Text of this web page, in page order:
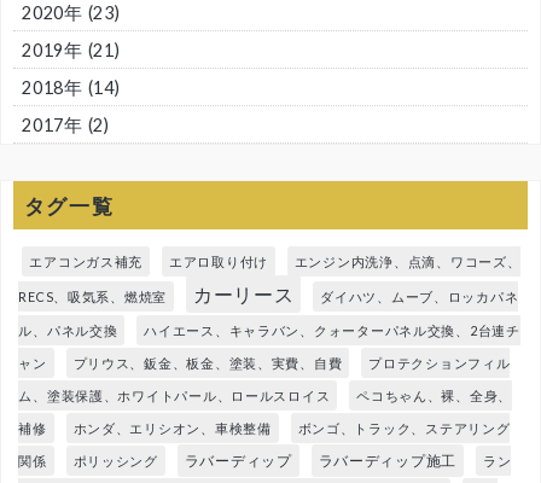
2020年 (23)
2019年 (21)
2018年 (14)
2017年 (2)
タグ一覧
エアコンガス補充 エアロ取り付け エンジン内洗浄、点滴、ワコーズ、
RECS、吸気系、燃焼室 カーリース ダイハツ、ムーブ、ロッカパネ
ル、パネル交換 ハイエース、キャラバン、クォーターパネル交換、2台連チ
ャン プリウス、鈑金、板金、塗装、実費、自費 プロテクションフィル
ム、塗装保護、ホワイトパール、ロールスロイス ペコちゃん、裸、全身、
補修 ホンダ、エリシオン、車検整備 ボンゴ、トラック、ステアリング
関係 ポリッシング ラバーディップ ラバーディップ施工 ラン